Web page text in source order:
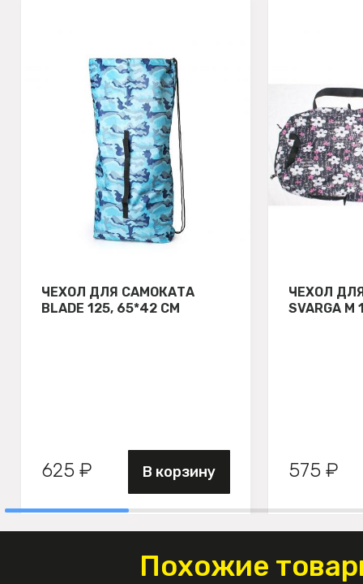
ЧЕХОЛ ДЛЯ САМОКАТА
BLADE 125, 65*42 СМ
625 ₽ В корзину
ЧЕХОЛ
SVARGA М
575 ₽
Похожие